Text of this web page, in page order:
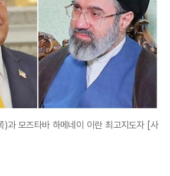
)과 모즈타바 하메네이 이란 최고지도자 [사